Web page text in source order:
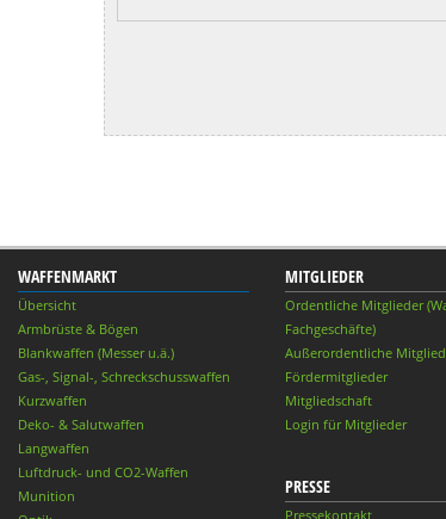
WAFFENMARKT
Übersicht
Armbrüste & Bögen
Blankwaffen (Messer u.ä.)
Gas-, Signal-, Schreckschusswaffen
Kurzwaffen
Deko- & Salutwaffen
Langwaffen
Luftdruck- und CO2-Waffen
Munition
MITGLIEDER
Ordentliche Mitglieder
Fachgeschäfte)
Außerordentliche
Fördermitglieder
Mitgliedschaft
Login für Mitglieder
PRESSE
Pressekontakt